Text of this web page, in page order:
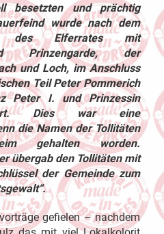
besetzten und prächtig
wurde nach dem
des Elferrates mit
Prinzengarde, der
und Loch, im Anschluss
Teil Peter Pommerich
Peter I. und Prinzessin
Dies war eine
die Namen der Tollitäten
gehalten worden.
übergab den Tollitäten mit
der Gemeinde zum
gefielen – nachdem